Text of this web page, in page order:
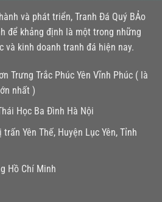
và phát triển, Tranh Đá Quý BẢo
để khảng định là một trong những
và kinh doanh tranh đá hiện nay.
Trưng Trắc Phúc Yên Vĩnh Phúc ( là
nhất )
Học Ba Đình Hà Nội
Yên Thế, Huyện Lục Yên, Tỉnh
Hồ Chí Minh